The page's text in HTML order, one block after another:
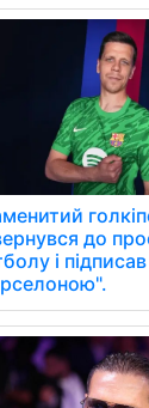
до
і